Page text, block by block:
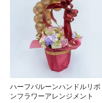
ハーフバルーンハンドルリボ
ンフラワーアレンジメント